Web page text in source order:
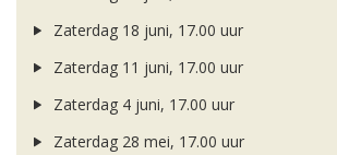
Zaterdag 18 juni, 17.00 uur
Zaterdag 11 juni, 17.00 uur
Zaterdag 4 juni, 17.00 uur
Zaterdag 28 mei, 17.00 uur